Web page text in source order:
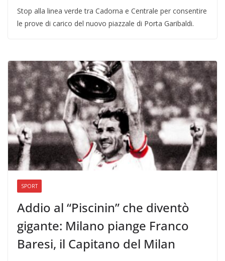
Stop alla linea verde tra Cadorna e Centrale per consentire
le prove di carico del nuovo piazzale di Porta Garibaldi.
SPORT
Addio al “Piscinin” che diventò
gigante: Milano piange Franco
Baresi, il Capitano del Milan